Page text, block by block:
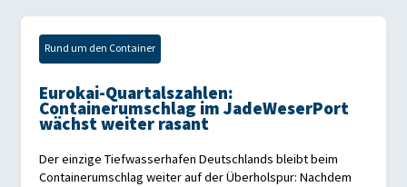
Rund um den Container
Eurokai-Quartalszahlen:
Containerumschlag im JadeWeserPort
wächst weiter rasant
Der einzige Tiefwasserhafen Deutschlands bleibt beim
Containerumschlag weiter auf der Überholspur: Nachdem